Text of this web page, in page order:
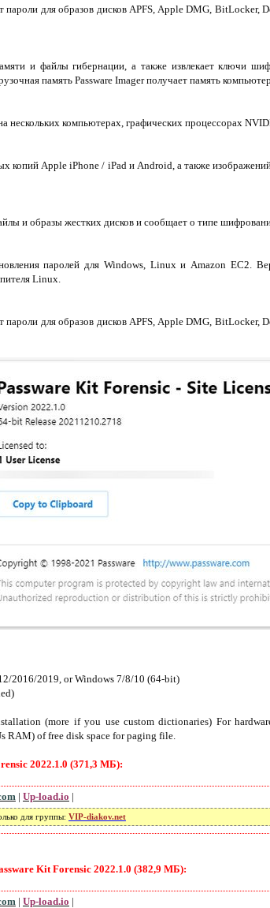
пароли для образов дисков APFS, Apple DMG, BitLocker,
и файлы гибернации, а также извлекает ключи
память Passware Imager получает память
нескольких компьютерах, графических процессорах
копий Apple iPhone / iPad и Android, а также
и образы жестких дисков и сообщает о типе
паролей для Windows, Linux и Amazon EC2.
Linux.
пароли для образов дисков APFS, Apple DMG, BitLocker,
2016/2019, or Windows 7/8/10 (64-bit)
(more if you use custom dictionaries) For
RAM) of free disk space for paging file.
2022.1.0 (371,3 МБ):
| Up-load.io |
для группы: VIP-diakov.net
Kit Forensic 2022.1.0 (382,9 МБ):
| Up-load.io |